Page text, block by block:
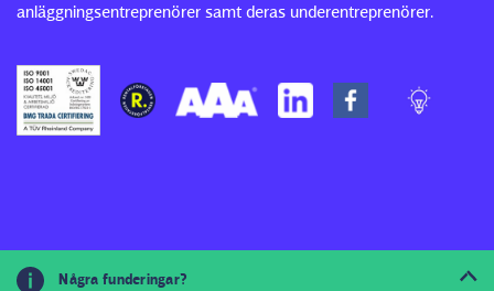
anläggningsentreprenörer samt deras underentreprenörer.
Några funderingar?